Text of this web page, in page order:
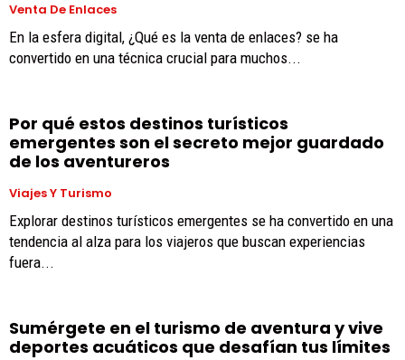
Venta De Enlaces
En la esfera digital, ¿Qué es la venta de enlaces? se ha
convertido en una técnica crucial para muchos...
Por qué estos destinos turísticos
emergentes son el secreto mejor guardado
de los aventureros
Viajes Y Turismo
Explorar destinos turísticos emergentes se ha convertido en una
tendencia al alza para los viajeros que buscan experiencias
fuera...
Sumérgete en el turismo de aventura y vive
deportes acuáticos que desafían tus límites